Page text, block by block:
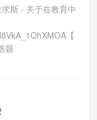
斯 - 关于在教育中
【
题